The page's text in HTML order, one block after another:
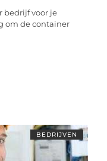
bedrijf voor je
om de container
BEDRIJVEN